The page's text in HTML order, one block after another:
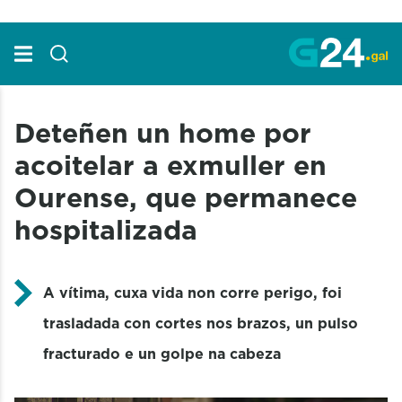
Deteñen un home por
acoitelar a exmuller en
Ourense, que permanece
hospitalizada
A vítima, cuxa vida non corre perigo, foi
trasladada con cortes nos brazos, un pulso
fracturado e un golpe na cabeza